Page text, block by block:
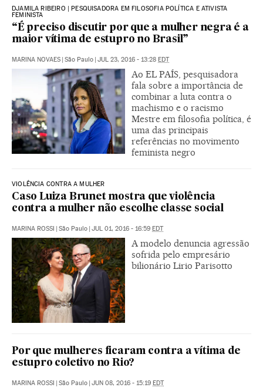
DJAMILA RIBEIRO | PESQUISADORA EM FILOSOFIA POLÍTICA E ATIVISTA
FEMINISTA
“É preciso discutir por que a mulher negra é a
maior vítima de estupro no Brasil”
MARINA NOVAES | São Paulo | JUL 23, 2016 - 13:28 EDT
Ao EL PAÍS, pesquisadora
fala sobre a importância de
combinar a luta contra o
machismo e o racismo
Mestre em filosofia política, é
uma das principais
referências no movimento
feminista negro
VIOLÊNCIA CONTRA A MULHER
Caso Luiza Brunet mostra que violência
contra a mulher não escolhe classe social
MARINA ROSSI | São Paulo | JUL 01, 2016 - 16:59 EDT
A modelo denuncia agressão
sofrida pelo empresário
bilionário Lirio Parisotto
Por que mulheres ficaram contra a vítima de
estupro coletivo no Rio?
MARINA ROSSI | São Paulo | JUN 08, 2016 - 15:19 EDT